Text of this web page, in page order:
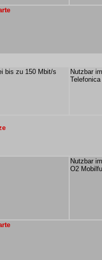
bis zu 150 Mbit/s
Nutzbar im
Nutzbar im
O2